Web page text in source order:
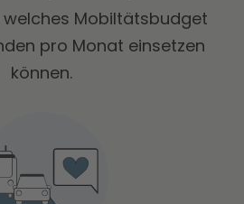
welches Mobiltätsbudget
pro Monat einsetzen
können.